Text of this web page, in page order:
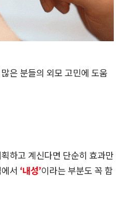
은 분들의 외모 고민에 도움
하고 계신다면 단순히 효과만
서 ‘내성’이라는 부분도 꼭 함